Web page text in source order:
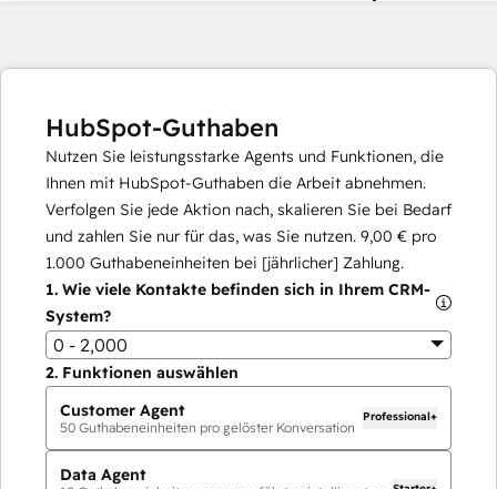
HubSpot-Guthaben
Nutzen Sie leistungsstarke Agents und Funktionen, die
Ihnen mit HubSpot-Guthaben die Arbeit abnehmen.
Verfolgen Sie jede Aktion nach, skalieren Sie bei Bedarf
und zahlen Sie nur für das, was Sie nutzen. 9,00 € pro
1.000 Guthabeneinheiten bei [jährlicher] Zahlung.
1. Wie viele Kontakte befinden sich in Ihrem CRM-
System?
0 - 2,000
2. Funktionen auswählen
Customer Agent
50 Guthabeneinheiten pro gelöster Konversation
Professional+
Data Agent